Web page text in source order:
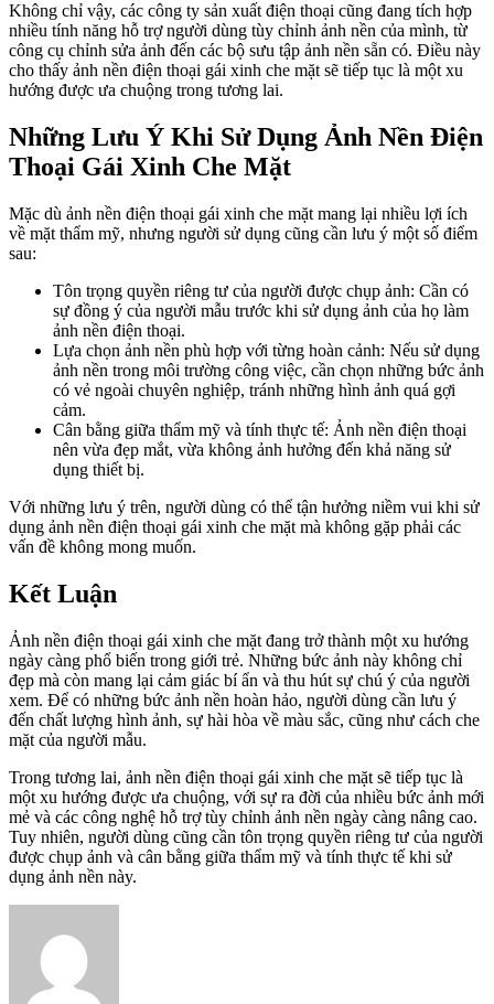
Không chỉ vậy, các công ty sản xuất điện thoại cũng đang tích hợp
nhiều tính năng hỗ trợ người dùng tùy chỉnh ảnh nền của mình, từ
công cụ chỉnh sửa ảnh đến các bộ sưu tập ảnh nền sẵn có. Điều này
cho thấy ảnh nền điện thoại gái xinh che mặt sẽ tiếp tục là một xu
hướng được ưa chuộng trong tương lai.
Những Lưu Ý Khi Sử Dụng Ảnh Nền Điện
Thoại Gái Xinh Che Mặt
Mặc dù ảnh nền điện thoại gái xinh che mặt mang lại nhiều lợi ích
về mặt thẩm mỹ, nhưng người sử dụng cũng cần lưu ý một số điểm
sau:
Tôn trọng quyền riêng tư của người được chụp ảnh: Cần có
sự đồng ý của người mẫu trước khi sử dụng ảnh của họ làm
ảnh nền điện thoại.
Lựa chọn ảnh nền phù hợp với từng hoàn cảnh: Nếu sử dụng
ảnh nền trong môi trường công việc, cần chọn những bức ảnh
có vẻ ngoài chuyên nghiệp, tránh những hình ảnh quá gợi
cảm.
Cân bằng giữa thẩm mỹ và tính thực tế: Ảnh nền điện thoại
nên vừa đẹp mắt, vừa không ảnh hưởng đến khả năng sử
dụng thiết bị.
Với những lưu ý trên, người dùng có thể tận hưởng niềm vui khi sử
dụng ảnh nền điện thoại gái xinh che mặt mà không gặp phải các
vấn đề không mong muốn.
Kết Luận
Ảnh nền điện thoại gái xinh che mặt đang trở thành một xu hướng
ngày càng phổ biến trong giới trẻ. Những bức ảnh này không chỉ
đẹp mà còn mang lại cảm giác bí ẩn và thu hút sự chú ý của người
xem. Để có những bức ảnh nền hoàn hảo, người dùng cần lưu ý
đến chất lượng hình ảnh, sự hài hòa về màu sắc, cũng như cách che
mặt của người mẫu.
Trong tương lai, ảnh nền điện thoại gái xinh che mặt sẽ tiếp tục là
một xu hướng được ưa chuộng, với sự ra đời của nhiều bức ảnh mới
mẻ và các công nghệ hỗ trợ tùy chỉnh ảnh nền ngày càng nâng cao.
Tuy nhiên, người dùng cũng cần tôn trọng quyền riêng tư của người
được chụp ảnh và cân bằng giữa thẩm mỹ và tính thực tế khi sử
dụng ảnh nền này.